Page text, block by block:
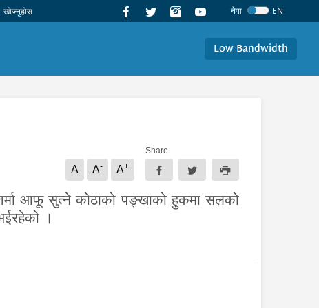
नेपा EN
Low Bandwidth
A A- A+
Share
आफू सुत्ने कोठाको पङ्खाको हुकमा सलको
।